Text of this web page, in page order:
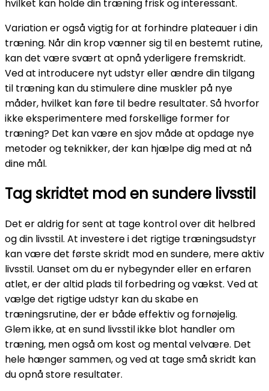
hvilket kan holde din træning frisk og interessant.
Variation er også vigtig for at forhindre plateauer i din
træning. Når din krop vænner sig til en bestemt rutine,
kan det være svært at opnå yderligere fremskridt.
Ved at introducere nyt udstyr eller ændre din tilgang
til træning kan du stimulere dine muskler på nye
måder, hvilket kan føre til bedre resultater. Så hvorfor
ikke eksperimentere med forskellige former for
træning? Det kan være en sjov måde at opdage nye
metoder og teknikker, der kan hjælpe dig med at nå
dine mål.
Tag skridtet mod en sundere livsstil
Det er aldrig for sent at tage kontrol over dit helbred
og din livsstil. At investere i det rigtige træningsudstyr
kan være det første skridt mod en sundere, mere aktiv
livsstil. Uanset om du er nybegynder eller en erfaren
atlet, er der altid plads til forbedring og vækst. Ved at
vælge det rigtige udstyr kan du skabe en
træningsrutine, der er både effektiv og fornøjelig.
Glem ikke, at en sund livsstil ikke blot handler om
træning, men også om kost og mental velvære. Det
hele hænger sammen, og ved at tage små skridt kan
du opnå store resultater.